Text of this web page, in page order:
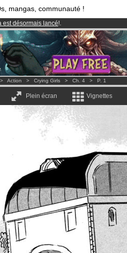
mangas, communauté !
est désormais lancé!.
à partir de3.95 eurospar mois !Clique ici
et 1000BDs & Mangas!
Action > Crying Girls > Ch. 4 > P. 1
Plein écran Vignettes